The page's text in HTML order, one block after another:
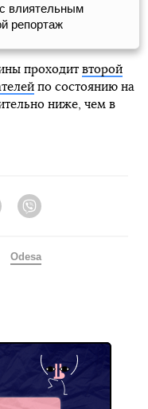
влиятельным
репортаж
проходит второй
по состоянию на
ниже, чем в
Telegram
Odesa